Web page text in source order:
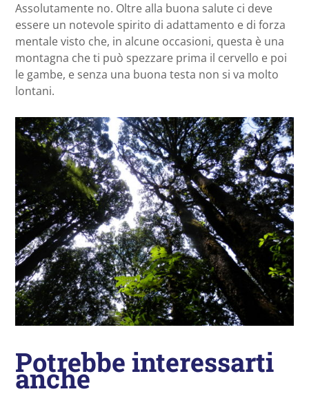
Assolutamente no. Oltre alla buona salute ci deve
essere un notevole spirito di adattamento e di forza
mentale visto che, in alcune occasioni, questa è una
montagna che ti può spezzare prima il cervello e poi
le gambe, e senza una buona testa non si va molto
lontani.
Potrebbe interessarti
anche